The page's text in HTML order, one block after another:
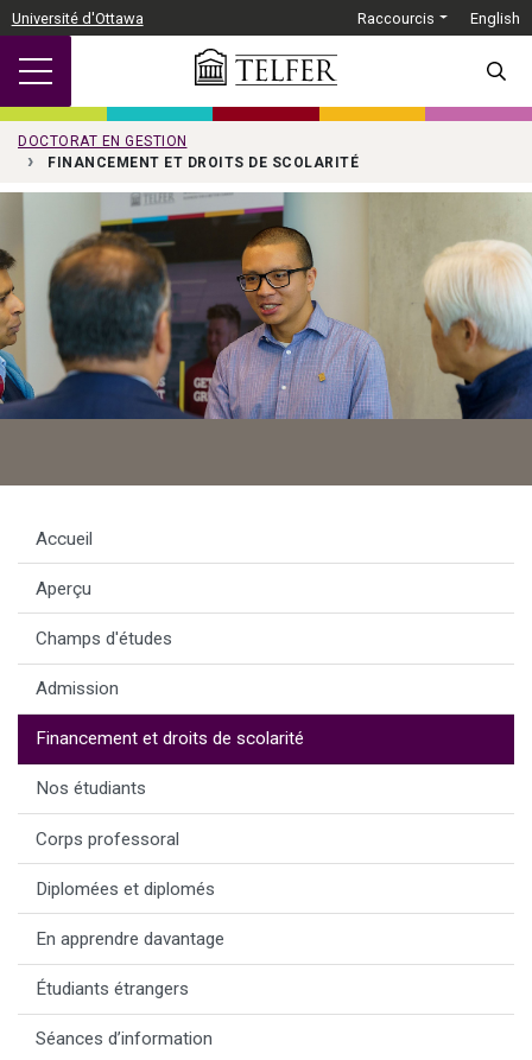
Passer au contenu principal
Université d'Ottawa Raccourcis English
DOCTORAT EN GESTION
FINANCEMENT ET DROITS DE SCOLARITÉ
Accueil
Aperçu
Champs d'études
Admission
Financement et droits de scolarité
Nos étudiants
Corps professoral
Diplomées et diplomés
En apprendre davantage
Étudiants étrangers
Séances d’information